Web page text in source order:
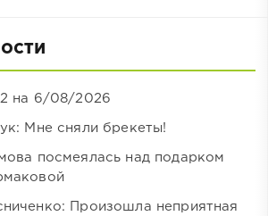
на 6/08/2026
Мне сняли брекеты!
посмеялась над подарком
Произошла неприятная